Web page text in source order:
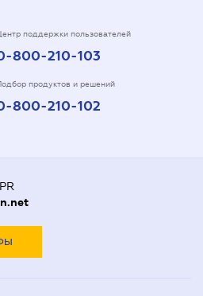
поддержки пользователей
800-210-103
продуктов и решений
800-210-102